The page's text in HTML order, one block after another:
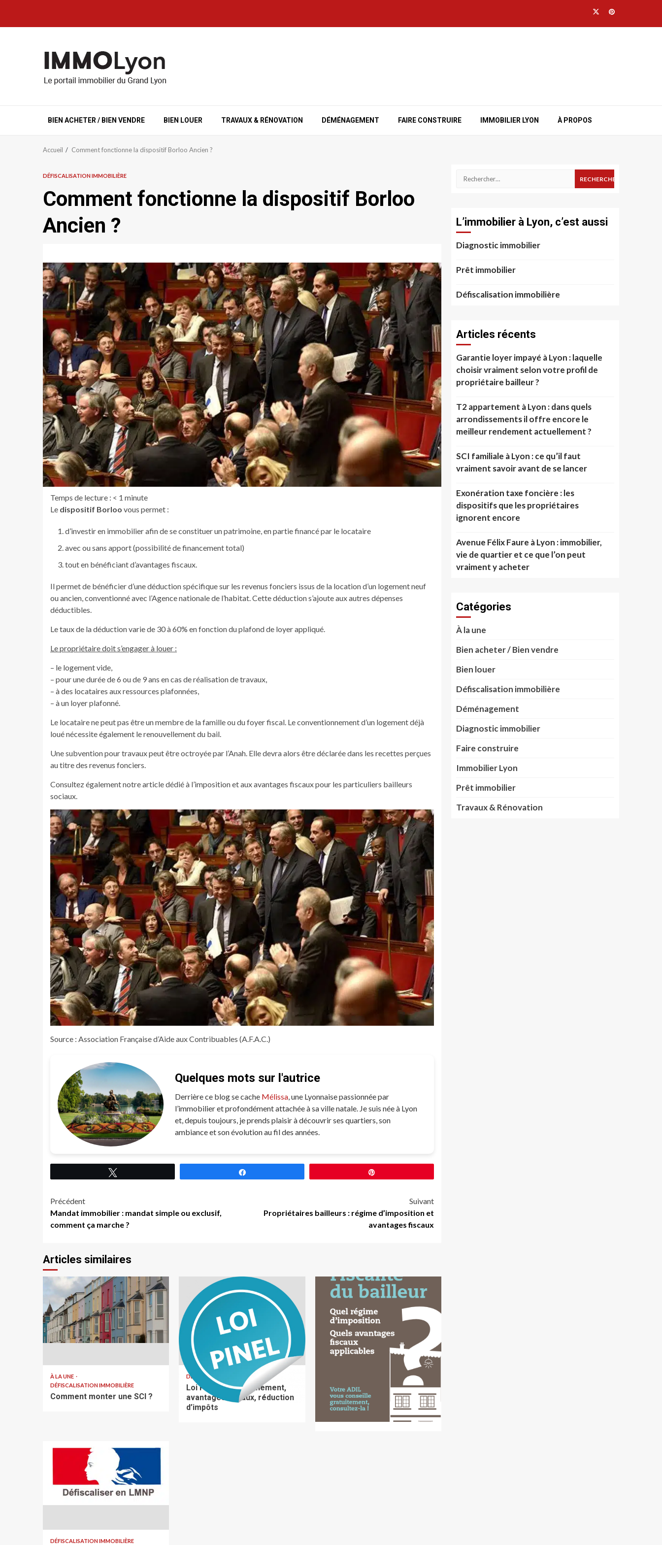
contenu
TwitterPinterest
BIEN ACHETER / BIEN VENDRE BIEN LOUER TRAVAUX & RÉNOVATION DÉMÉNAGEMENT FAIRE CONSTRUIRE IMMOBILIER LYON À PROPOS
Accueil Comment fonctionne la dispositif Borloo Ancien ?
DÉFISCALISATION IMMOBILIÈRE
Comment fonctionne la dispositif Borloo
Ancien ?
Temps de lecture : < 1 minute
Le dispositif Borloo vous permet :
d’investir en immobilier afin de se constituer un patrimoine, en partie financé par le locataire
avec ou sans apport (possibilité de financement total)
tout en bénéficiant d’avantages fiscaux.
Il permet de bénéficier d’une déduction spécifique sur les revenus fonciers issus de la location d’un logement neuf
ou ancien, conventionné avec l’Agence nationale de l’habitat. Cette déduction s’ajoute aux autres dépenses
déductibles.
Le taux de la déduction varie de 30 à 60% en fonction du plafond de loyer appliqué.
Le propriétaire doit s’engager à louer :
– le logement vide,
– pour une durée de 6 ou de 9 ans en cas de réalisation de travaux,
– à des locataires aux ressources plafonnées,
– à un loyer plafonné.
Le locataire ne peut pas être un membre de la famille ou du foyer fiscal. Le conventionnement d’un logement déjà
loué nécessite également le renouvellement du bail.
Une subvention pour travaux peut être octroyée par l’Anah. Elle devra alors être déclarée dans les recettes perçues
au titre des revenus fonciers.
Consultez également notre article dédié à l’imposition et aux avantages fiscaux pour les particuliers bailleurs
sociaux.
Source : Association Française d’Aide aux Contribuables (A.F.A.C.)
Quelques mots sur l'autrice
Derrière ce blog se cache Mélissa , une Lyonnaise passionnée par
l’immobilier et profondément attachée à sa ville natale. Je suis née à Lyon
et, depuis toujours, je prends plaisir à découvrir ses quartiers, son
ambiance et son évolution au fil des années.
Navigation
d’article
Précédent
Mandat immobilier : mandat simple ou exclusif,
comment ça marche ?
Suivant
Propriétaires bailleurs : régime d’imposition et
avantages fiscaux
Articles similaires
À LA UNE
DÉFISCALISATION IMMOBILIÈRE
Comment monter une SCI ?
DÉFISCALISATION IMMOBILIÈRE
Loi Pinel : fonctionnement,
avantages fiscaux, réduction
d’impôts
DÉFISCALISATION IMMOBILIÈRE
Propriétaires bailleurs :
régime d’imposition et
avantages fiscaux
DÉFISCALISATION IMMOBILIÈRE
Rechercher :
L’immobilier à Lyon, c’est aussi
Diagnostic immobilier
Prêt immobilier
Défiscalisation immobilière
Articles récents
Garantie loyer impayé à Lyon : laquelle
choisir vraiment selon votre profil de
propriétaire bailleur ?
T2 appartement à Lyon : dans quels
arrondissements il offre encore le
meilleur rendement actuellement ?
SCI familiale à Lyon : ce qu’il faut
vraiment savoir avant de se lancer
Exonération taxe foncière : les
dispositifs que les propriétaires
ignorent encore
Avenue Félix Faure à Lyon : immobilier,
vie de quartier et ce que l’on peut
vraiment y acheter
Catégories
À la une
Bien acheter / Bien vendre
Bien louer
Défiscalisation immobilière
Déménagement
Diagnostic immobilier
Faire construire
Immobilier Lyon
Prêt immobilier
Travaux & Rénovation